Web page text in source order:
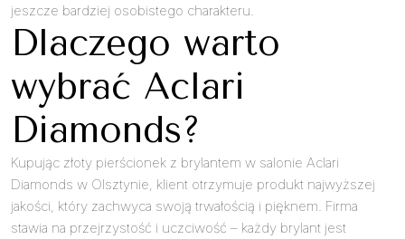
jeszcze bardziej osobistego charakteru.
Dlaczego warto
wybrać Aclari
Diamonds?
Kupując złoty pierścionek z brylantem w salonie Aclari
Diamonds w Olsztynie, klient otrzymuje produkt najwyższej
jakości, który zachwyca swoją trwałością i pięknem. Firma
stawia na przejrzystość i uczciwość – każdy brylant jest